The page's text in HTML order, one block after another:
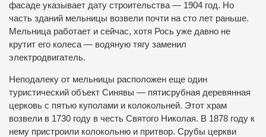
фасаде указывает дату строительства — 1904 год. Но
часть зданий мельницы возвели почти на сто лет раньше.
Мельница работает и сейчас, хотя Рось уже давно не
крутит его колеса — водяную тягу заменил
электродвигатель.
Неподалеку от мельницы расположен еще один
туристический объект Синявы — пятисрубная деревянная
церковь с пятью куполами и колокольней. Этот храм
возвели в 1730 году в честь Святого Николая. В 1878 году к
нему пристроили колокольню и притвор. Срубы церкви